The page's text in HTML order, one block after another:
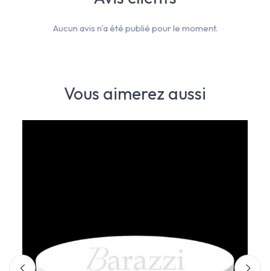
Vous aimerez aussi
Aucun avis n'a été publié pour le moment.